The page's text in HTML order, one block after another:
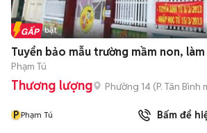
Tin nổi bật
Tuyển bảo mẫu trường mầm non, làm
Phạm Tú
Thương lượng Phường 14 (P. Tân Bình
P Phạm Tú Bấm để